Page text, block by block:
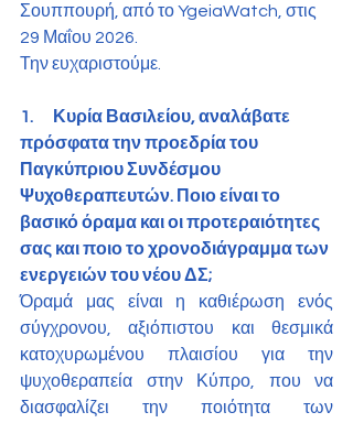
Σουππουρή, από το YgeiaWatch, στις
29 Μαΐου 2026.
Την ευχαριστούμε.
1.      Κυρία Βασιλείου, αναλάβατε
πρόσφατα την προεδρία του
Παγκύπριου Συνδέσμου
Ψυχοθεραπευτών. Ποιο είναι το
βασικό όραμα και οι προτεραιότητες
σας και ποιο το χρονοδιάγραμμα των
ενεργειών του νέου ΔΣ;
Όραμά μας είναι η καθιέρωση ενός
σύγχρονου, αξιόπιστου και θεσμικά
κατοχυρωμένου πλαισίου για την
ψυχοθεραπεία στην Κύπρο, που να
διασφαλίζει την ποιότητα των